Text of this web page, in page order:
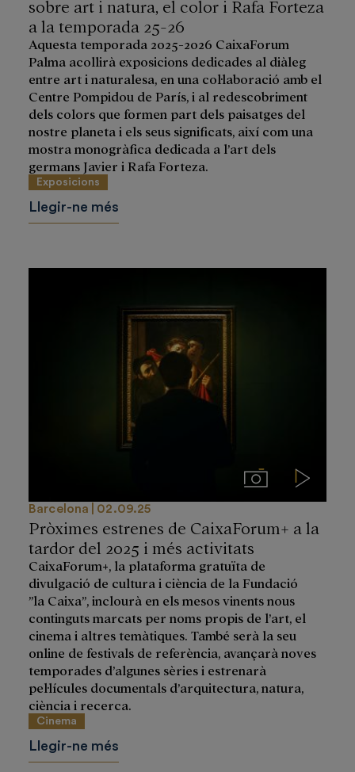
sobre art i natura, el color i Rafa Forteza
a la temporada 25-26
Aquesta temporada 2025-2026 CaixaForum
Palma acollirà exposicions dedicades al diàleg
entre art i naturalesa, en una col·laboració amb el
Centre Pompidou de París, i al redescobriment
dels colors que formen part dels paisatges del
nostre planeta i els seus significats, així com una
mostra monogràfica dedicada a l’art dels
germans Javier i Rafa Forteza.
Exposicions
Llegir-ne més
ImágenesVideos
Barcelona 02.09.25
Pròximes estrenes de CaixaForum+ a la
tardor del 2025 i més activitats
CaixaForum+, la plataforma gratuïta de
divulgació de cultura i ciència de la Fundació
”la Caixa”, inclourà en els mesos vinents nous
continguts marcats per noms propis de l’art, el
cinema i altres temàtiques. També serà la seu
online de festivals de referència, avançarà noves
temporades d’algunes sèries i estrenarà
pel·lícules documentals d’arquitectura, natura,
ciència i recerca.
Cinema
Llegir-ne més